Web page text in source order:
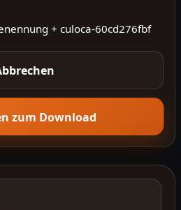
+ culoca-60cd276fbf
zum Download